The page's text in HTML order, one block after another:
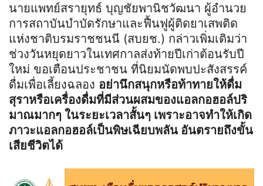
นายแพทย์สรายุทธ์ บุญชัยพานิชวัฒนา ผู้อำนวย
การสถาบันบำบัดรักษาและฟื้นฟูผู้ติดยาเสพติด
แห่งชาติบรมราชชนนี (สบยช.) กล่าวเพิ่มเติมว่า
ช่วงวันหยุดยาวในเทศกาลส่งท้ายปีเก่าต้อนรับปี
ใหม่ ขอเตือนประชาชน ที่นิยมนัดพบปะสังสรรค์
ดื่มเพื่อเลี้ยงฉลอง อย่านึกสนุกหรือท้าทายให้ดื่ม
สุราหรือเครื่องดื่มที่มีส่วนผสมของแอลกอฮอล์ปริ
มาณมากๆ ในระยะเวลาสั้นๆ เพราะอาจทำให้เกิด
ภาวะแอลกอฮอล์เป็นพิษเฉียบพลัน อันตรายถึงขั้น
เสียชีวิตได้